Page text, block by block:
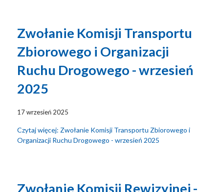
Zwołanie Komisji Transportu
Zbiorowego i Organizacji
Ruchu Drogowego - wrzesień
2025
17 wrzesień 2025
Czytaj więcej: Zwołanie Komisji Transportu Zbiorowego i
Organizacji Ruchu Drogowego - wrzesień 2025
Zwołanie Komisji Rewizyjnej -